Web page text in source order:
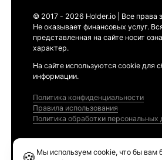
© 2017 - 2026 Holder.io | Все права
Не оказывает финансовых услуг.
представленная на сайте носит
характер.
На сайте используются cookie для
информации.
Политика конфиденциальности
Правила использования
Политика обработки персональных
Мы используем cookie, что бы вам